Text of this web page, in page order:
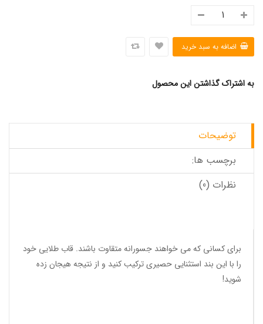
به اشتراک گذاشتن این محصول
توضیحات
برچسب ها:
نظرات (0)
برای کسانی که می خواهند جسورانه متقاوت باشند. قاب طلایی خود
را با این بند استثنایی حصیری ترکیب کنید و از نتیجه هیجان زده
شوید!